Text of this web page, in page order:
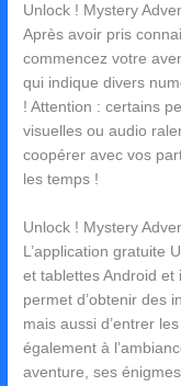
Unlock ! Mystery
Après avoir pris
commencez votre
qui indique divers
! Attention : certains
visuelles ou audio
coopérer avec vos
les temps !
Unlock ! Mystery
L’application gratuite
et tablettes Android et
permet d’obtenir des
mais aussi d’entrer
également à
aventure, ses